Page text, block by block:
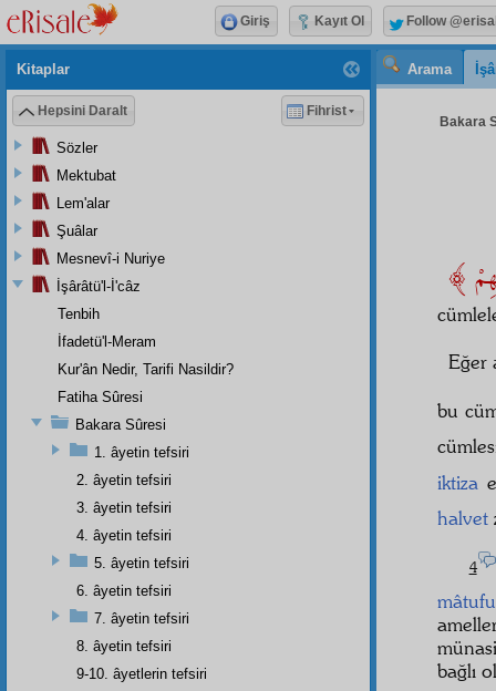
Arama
Bakara
Eğer
bu
iktiza
halvet
4
bağlı
Kitaplar
Hepsini Daralt Fihrist
Sözler
Mektubat
Lem'alar
Şuâlar
Mesnevî-i Nuriye
İşârâtü'l-İ'câz
Tenbih
İfadetü'l-Meram
Kur'ân Nedir, Tarifi Nasildir?
Fatiha Sûresi
Bakara Sûresi
1. âyetin tefsiri
2. âyetin tefsiri
3. âyetin tefsiri
4. âyetin tefsiri
5. âyetin tefsiri
6. âyetin tefsiri
7. âyetin tefsiri
8. âyetin tefsiri
9-10. âyetlerin tefsiri
Giriş Kayıt Ol Follow